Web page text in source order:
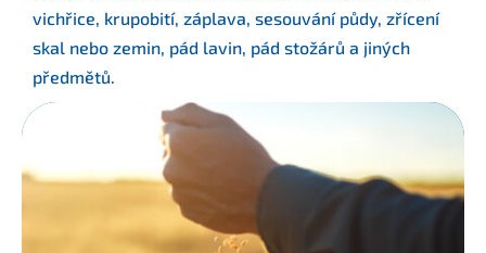
vichřice, krupobití, záplava, sesouvání půdy, zřícení
skal nebo zemin, pád lavin, pád stožárů a jiných
předmětů.